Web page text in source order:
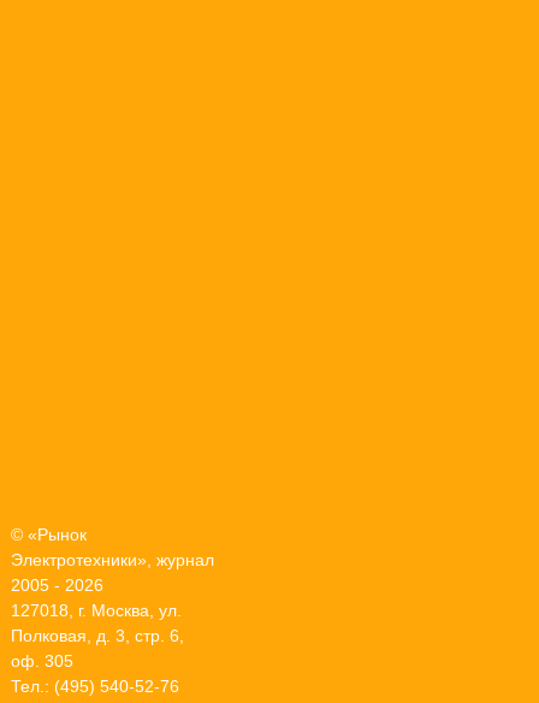
© «Рынок
Электротехники», журнал
2005 - 2026
127018, г. Москва, ул.
Полковая, д. 3, стр. 6,
оф. 305
Тел.: (495) 540-52-76